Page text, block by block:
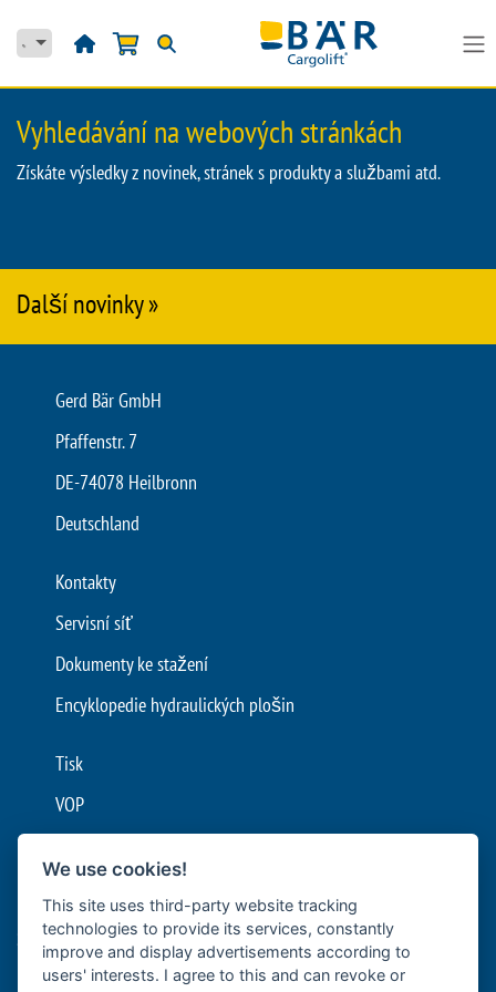
Vyhledávání na webových stránkách
Získáte výsledky z novinek, stránek s produkty a službami atd.
Další novinky »
Gerd Bär GmbH
Pfaffenstr. 7
DE-74078 Heilbronn
Deutschland
Kontakty
Servisní síť
Dokumenty ke stažení
Encyklopedie hydraulických plošin
Tisk
VOP
Společnost Bär Cargolift je předním evropským výrobcem
hydraulických zdvižných plošin a plošinových zdvižných čel se
We use cookies!
This site uses third-party website tracking
technologies to provide its services, constantly
improve and display advertisements according to
users' interests. I agree to this and can revoke or